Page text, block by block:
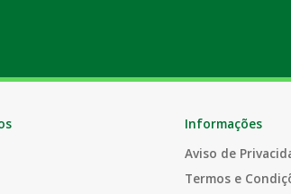
Informações
Aviso de
Termos e